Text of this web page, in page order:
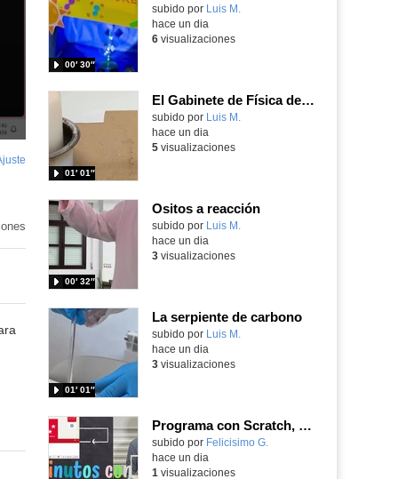
pantalla
Contenido educativo.
subido por Luis M.
00′ 30″
hace un dia
6visualizaciones
El Gabinete de Física del IES Enrique Tierno Galván de Parla (Curso 25-26)
Contenido educativo.
subido por Luis M.
01′ 01″
hace un dia
5visualizaciones
Ositos a reacción
Contenido educativo.
subido por Luis M.
00′ 32″
hace un dia
3visualizaciones
La serpiente de carbono
Contenido educativo.
subido por Luis M.
01′ 01″
hace un dia
3visualizaciones
Programa con Scratch, 8 diferentes juegos para vivir la emoción de los partidos de España en el mundial 2026
Contenido educativo.
subido por Felicisimo G.
hace un dia
1 visualizaciones